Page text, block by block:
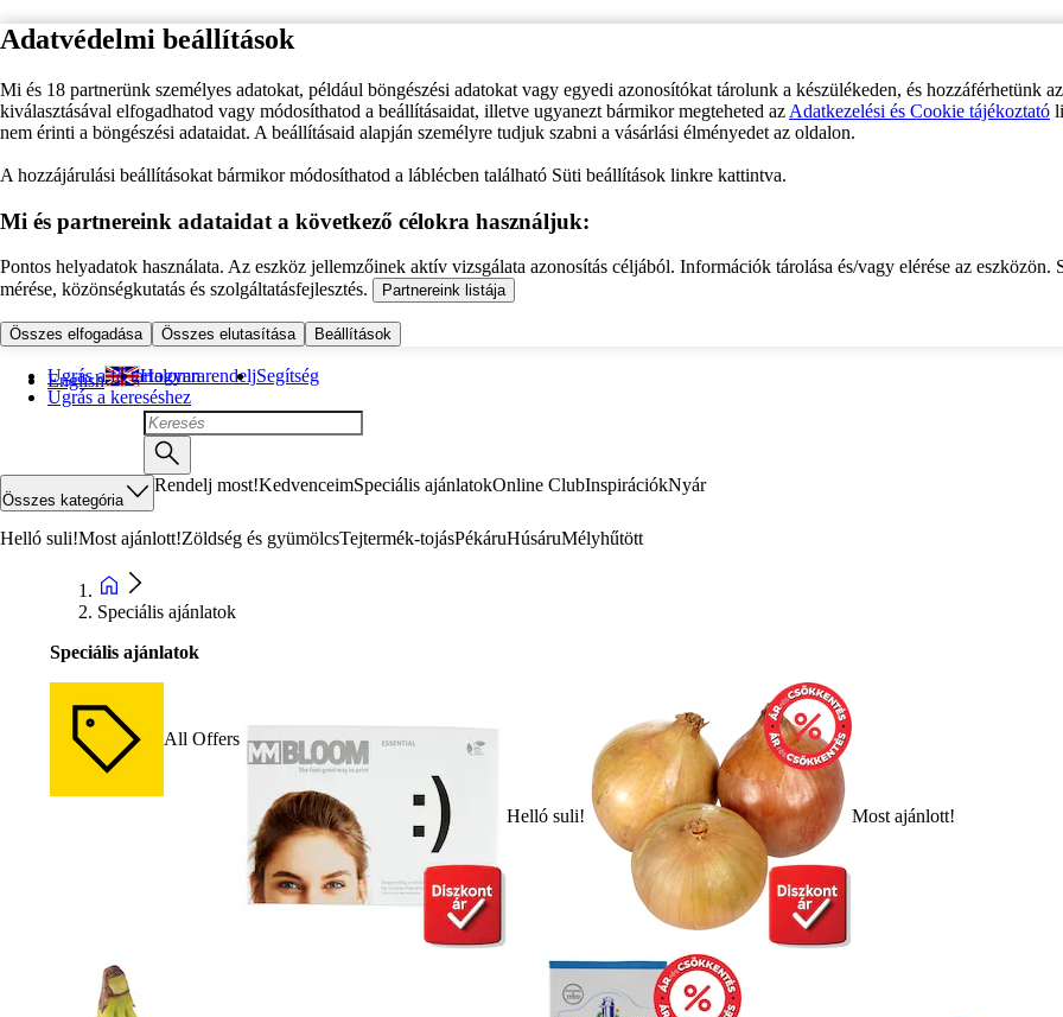
Adatvédelmi beállítások
Mi és 18 partnerünk személyes adatokat, például böngészési adatokat vagy egyedi azonosítókat tárolunk a készülékeden, és hozzáférhetünk
kiválasztásával elfogadhatod vagy módosíthatod a beállításaidat, illetve ugyanezt bármikor megteheted az Adatkezelési és Cookie tájékoztató
nem érinti a böngészési adataidat. A beállításaid alapján személyre tudjuk szabni a vásárlási élményedet az oldalon.
A hozzájárulási beállításokat bármikor módosíthatod a láblécben található Süti beállítások linkre kattintva.
Mi és partnereink adataidat a következő célokra használjuk:
Pontos helyadatok használata. Az eszköz jellemzőinek aktív vizsgálata azonosítás céljából. Információk tárolása és/vagy elérése az eszközön.
mérése, közönségkutatás és szolgáltatásfejlesztés.
Partnereink listája
Összes elfogadása Összes elutasítása Beállítások
Ugrás a fő tartalomra
Ugrás a kereséshez
English Hogyan rendeljSegítség
Összes kategória
Rendelj most!KedvenceimSpeciális ajánlatokOnline ClubInspirációkNyár
Helló suli!Most ajánlott!Zöldség és gyümölcsTejtermék-tojásPékáruHúsáruMélyhűtött
Speciális ajánlatok
Speciális ajánlatok
All Offers
Helló suli! Most ajánlott!